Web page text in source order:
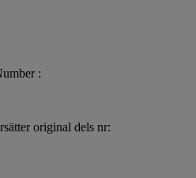
:
original dels nr: